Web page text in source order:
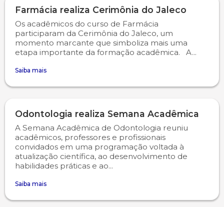
Farmácia realiza Cerimônia do Jaleco
Os acadêmicos do curso de Farmácia
participaram da Cerimônia do Jaleco, um
momento marcante que simboliza mais uma
etapa importante da formação acadêmica. A...
Saiba mais
Odontologia realiza Semana Acadêmica
A Semana Acadêmica de Odontologia reuniu
acadêmicos, professores e profissionais
convidados em uma programação voltada à
atualização científica, ao desenvolvimento de
habilidades práticas e ao...
Saiba mais